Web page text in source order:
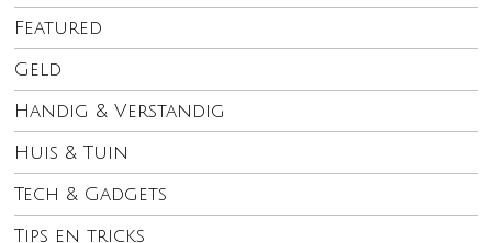
Featured
Geld
Handig & Verstandig
Huis & Tuin
Tech & Gadgets
Tips en tricks